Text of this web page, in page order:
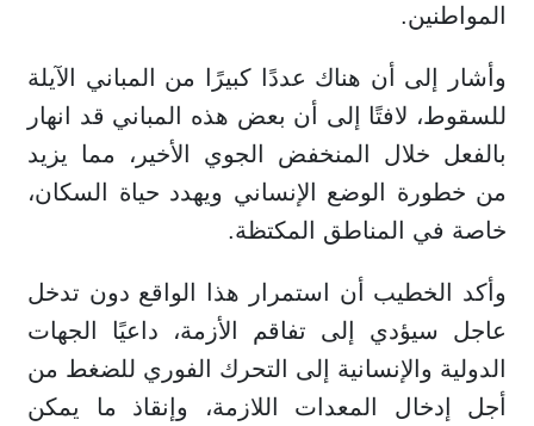
المواطنين.
وأشار إلى أن هناك عددًا كبيرًا من المباني الآيلة
للسقوط، لافتًا إلى أن بعض هذه المباني قد انهار
بالفعل خلال المنخفض الجوي الأخير، مما يزيد
من خطورة الوضع الإنساني ويهدد حياة السكان،
خاصة في المناطق المكتظة.
وأكد الخطيب أن استمرار هذا الواقع دون تدخل
عاجل سيؤدي إلى تفاقم الأزمة، داعيًا الجهات
الدولية والإنسانية إلى التحرك الفوري للضغط من
أجل إدخال المعدات اللازمة، وإنقاذ ما يمكن